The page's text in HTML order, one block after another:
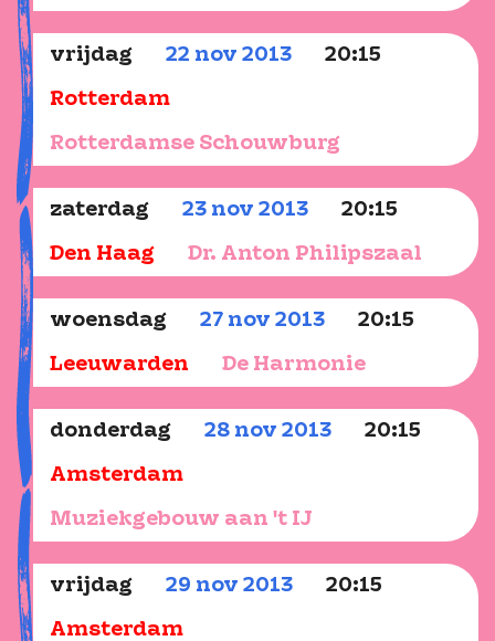
vrijdag 22 nov 2013 20:15
Rotterdam
Rotterdamse Schouwburg
zaterdag 23 nov 2013 20:15
Den Haag Dr. Anton Philipszaal
woensdag 27 nov 2013 20:15
Leeuwarden De Harmonie
donderdag 28 nov 2013 20:15
Amsterdam
Muziekgebouw aan 't IJ
vrijdag 29 nov 2013 20:15
Amsterdam